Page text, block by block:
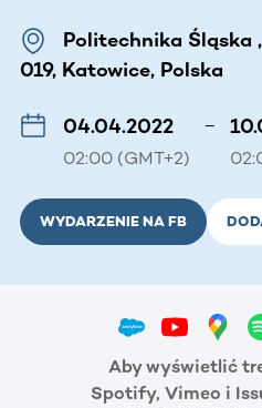
Politechnika Śląska
019, Katowice, Polska
04.04.2022
02:00 (GMT+2)
–
WYDARZENIE NA FB
Aby wyświetlić
Spotify, Vimeo i